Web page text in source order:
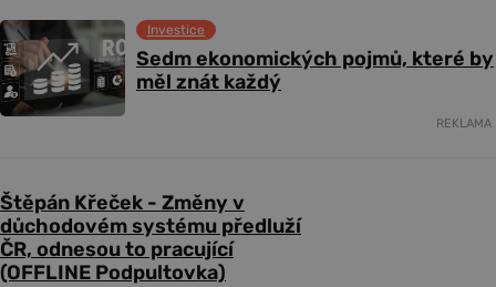
Sedm ekonomických pojmů, které by
měl znát každý
Investice
REKLAMA
Štěpán Křeček - Změny v
důchodovém systému předluží
ČR, odnesou to pracující
(OFFLINE Podpultovka)